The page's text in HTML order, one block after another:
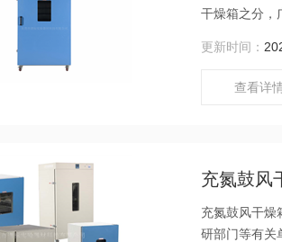
干燥箱之分，
更新时间：
查看详
充氮鼓风
充氮鼓风干燥
研部门等有关